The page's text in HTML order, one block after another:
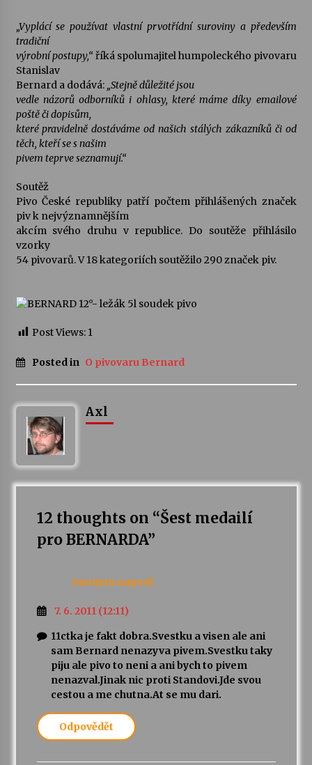
Ozvěny prázdnin
Za kulturou kousek za Humpolec. V Želivě ožije
odkaz Josefa Čapka
Varhanní recitál Michala Novenka v Klášteře
Želiv
Petr Adamec – Malovaný svět
30. 6. 2026
„Vyplácí se používat vlastní prvotřídní suroviny a především
tradiční
výrobní postupy,“říká spolumajitel humpoleckého pivovaru
Stanislav
Bernard a dodává: „Stejně důležité jsou
vedle názorů odborníků i ohlasy, které máme díky emailové
poště či dopisům,
které pravidelně dostáváme od našich stálých zákazníků či od
těch, kteří se s našim
pivem teprve seznamují.“
Soutěž
Pivo České republiky patří počtem přihlášených značek
piv k nejvýznamnějším
akcím svého druhu v republice. Do soutěže přihlásilo
vzorky
54 pivovarů. V 18 kategoriích soutěžilo 290 značek piv.
Post Views: 1
Posted in O pivovaru Bernard
Axl
12 thoughts on “Šest medailí
pro BERNARDA”
Anonym napsal:
7. 6. 2011 (12:11)
11ctka je fakt dobra.Svestku a visen ale ani
sam Bernard nenazyva pivem.Svestku taky
piju ale pivo to neni a ani bych to pivem
nenazval.Jinak nic proti Standovi.Jde svou
cestou a me chutna.At se mu dari.
Odpovědět